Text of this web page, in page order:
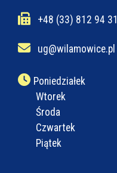
+48 (33) 812 94 31
ug@wilamowice.pl
Poniedziałek
Wtorek
Środa
Czwartek
Piątek